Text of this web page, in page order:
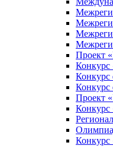
Проект
Конкурс
Конкурс
Конкурс
Проект
Конкурс
Конкурс